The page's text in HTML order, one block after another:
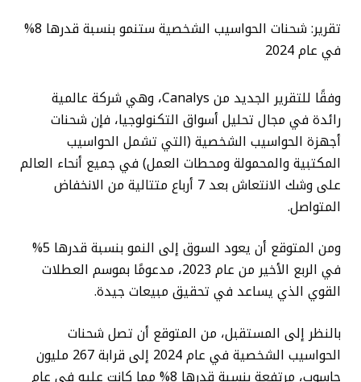
تقرير: شحنات الحواسيب الشخصية ستنمو بنسبة قدرها 8%
في عام 2024
وفقًا للتقرير الجديد من Canalys، وهي شركة عالمية
رائدة في مجال تحليل أسواق التكنولوجيا، فإن شحنات
أجهزة الحواسيب الشخصية (التي تشمل الحواسيب
المكتبية والمحمولة ومحطات العمل) في جميع أنحاء العالم
على وشك الانتعاش بعد 7 أرباع متتالية من الانخفاض
المتواصل.
ومن المتوقع أن يعود السوق إلى النمو بنسبة قدرها 5%
في الربع الأخير من عام 2023، مدعومًا بموسم العطلات
القوي الذي يساعد في تحقيق مبيعات جيدة.
بالنظر إلى المستقبل، من المتوقع أن تصل شحنات
الحواسيب الشخصية في عام 2024 إلى قرابة 267 مليون
حاسوب، مرتفعة بنسبة قدرها 8% مما كانت عليه في عام